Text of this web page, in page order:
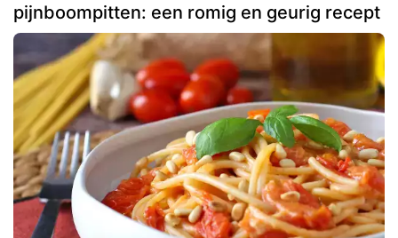
pijnboompitten: een romig en geurig recept